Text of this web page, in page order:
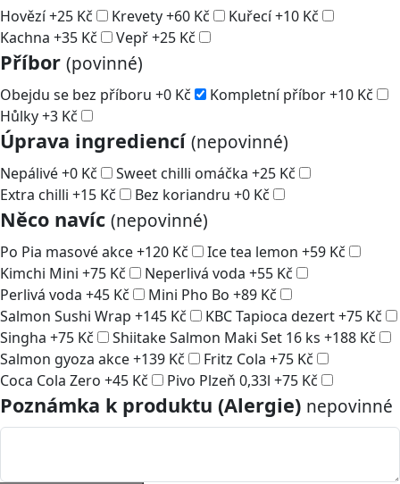
Hovězí+25 Kč Krevety+60 Kč Kuřecí+10 Kč
Kachna +35 Kč Vepř+25 Kč
Příbor (povinné)
Obejdu se bez příboru +0 Kč Kompletní příbor+10 Kč
Hůlky+3 Kč
Úprava ingrediencí (nepovinné)
Nepálivé+0 Kč Sweet chilli omáčka +25 Kč
Extra chilli +15 Kč Bez koriandru +0 Kč
Něco navíc (nepovinné)
Po Pia masové akce+120 Kč Ice tea lemon +59 Kč
Kimchi Mini +75 Kč Neperlivá voda +55 Kč
Perlivá voda +45 Kč Mini Pho Bo +89 Kč
Salmon Sushi Wrap +145 Kč KBC Tapioca dezert+75 Kč
Singha +75 Kč Shiitake Salmon Maki Set 16 ks +188 Kč
Salmon gyoza akce+139 Kč Fritz Cola +75 Kč
Coca Cola Zero +45 Kč Pivo Plzeň 0,33l +75 Kč
Poznámka k produktu (Alergie) nepovinné